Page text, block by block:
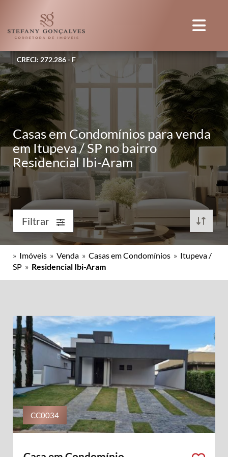
CRECI: 272.286 - F
Casas em Condomínios para venda
em Itupeva / SP no bairro
Residencial Ibi-Aram
Filtrar
» Imóveis » Venda » Casas em Condomínios » Itupeva /
SP » Residencial Ibi-Aram
CC0034